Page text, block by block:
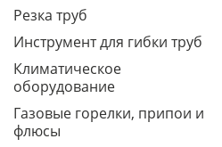
Резка труб
Инструмент для гибки труб
Климатическое
оборудование
Газовые горелки, припои и
флюсы